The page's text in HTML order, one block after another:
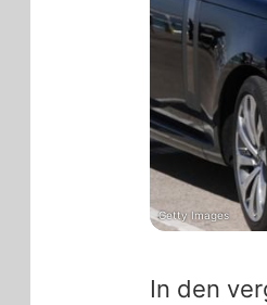
In den
Getty Images